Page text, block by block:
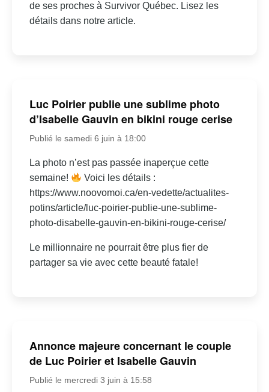
de ses proches à Survivor Québec. Lisez les
détails dans notre article.
Luc Poirier publie une sublime photo
d’Isabelle Gauvin en bikini rouge cerise
Publié le samedi 6 juin à 18:00
La photo n’est pas passée inaperçue cette
semaine!
Voici les détails :
https://www.noovomoi.ca/en-vedette/actualites-
potins/article/luc-poirier-publie-une-sublime-
photo-disabelle-gauvin-en-bikini-rouge-cerise/
Le millionnaire ne pourrait être plus fier de
partager sa vie avec cette beauté fatale!
Annonce majeure concernant le couple
de Luc Poirier et Isabelle Gauvin
Publié le mercredi 3 juin à 15:58